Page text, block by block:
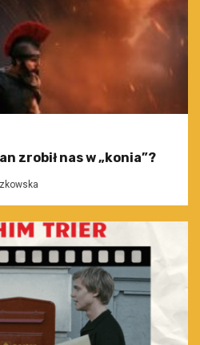
zrobił nas w „konia”?